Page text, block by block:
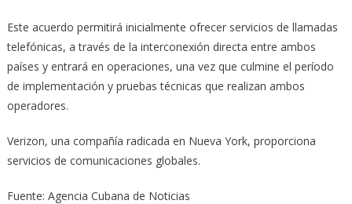
Este acuerdo permitirá inicialmente ofrecer servicios de llamadas
telefónicas, a través de la interconexión directa entre ambos
países y entrará en operaciones, una vez que culmine el período
de implementación y pruebas técnicas que realizan ambos
operadores.
Verizon, una compañía radicada en Nueva York, proporciona
servicios de comunicaciones globales.
Fuente: Agencia Cubana de Noticias